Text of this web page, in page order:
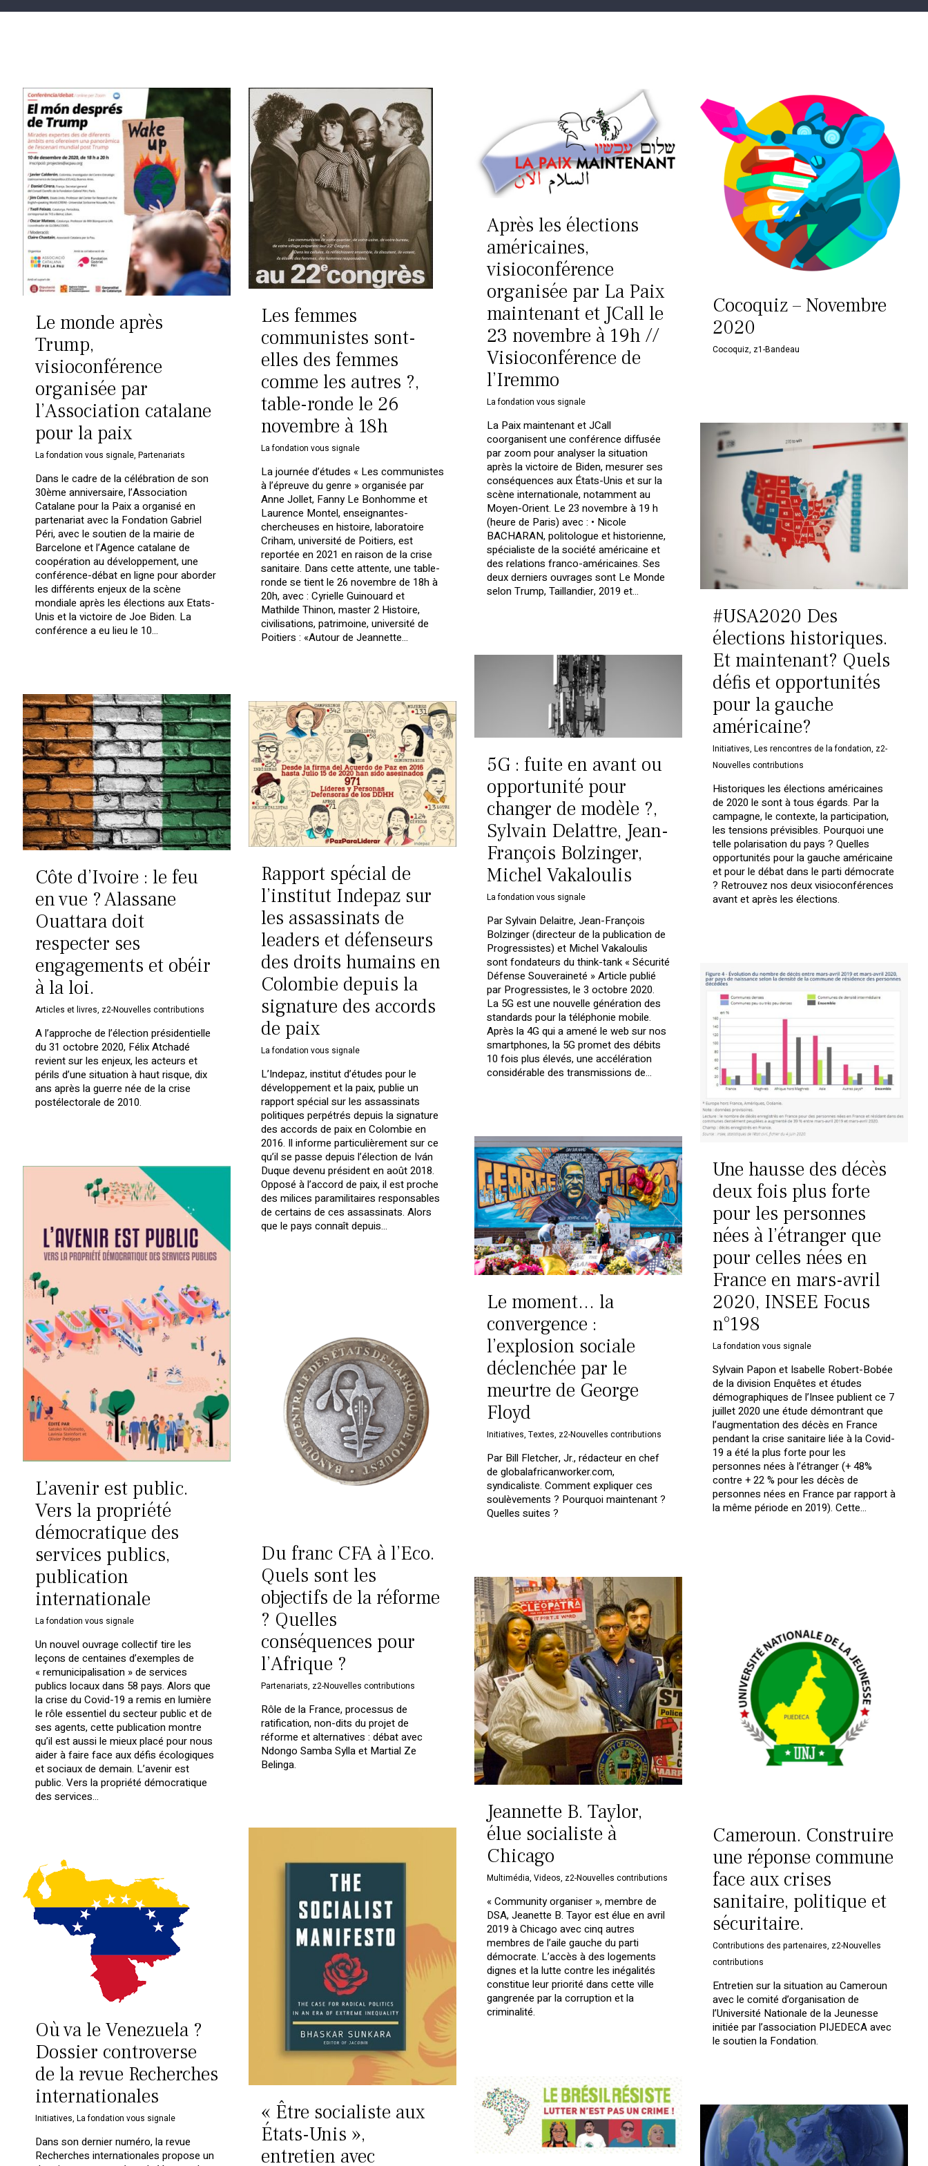
Votre panier est vide.
Retourner à la librairie
Le monde après
Trump,
visioconférence
organisée par
l’Association catalane
pour la paix
La fondation vous signale, Partenariats
Dans le cadre de la célébration de son
30ème anniversaire, l’Association
Catalane pour la Paix a organisé en
partenariat avec la Fondation Gabriel
Péri, avec le soutien de la mairie de
Barcelone et l’Agence catalane de
coopération au développement, une
conférence-débat en ligne pour aborder
les différents enjeux de la scène
mondiale après les élections aux Etats-
Unis et la victoire de Joe Biden. La
conférence a eu lieu le 10…
Les femmes
communistes sont-
elles des femmes
comme les autres ?,
table-ronde le 26
novembre à 18h
La fondation vous signale
La journée d’études « Les communistes
à l’épreuve du genre » organisée par
Anne Jollet, Fanny Le Bonhomme et
Laurence Montel, enseignantes-
chercheuses en histoire, laboratoire
Criham, université de Poitiers, est
reportée en 2021 en raison de la crise
sanitaire. Dans cette attente, une table-
ronde se tient le 26 novembre de 18h à
20h, avec : Cyrielle Guinouard et
Mathilde Thinon, master 2 Histoire,
civilisations, patrimoine, université de
Poitiers : «Autour de Jeannette…
Après les élections
américaines,
visioconférence
organisée par La Paix
maintenant et JCall le
23 novembre à 19h //
Visioconférence de
l’Iremmo
La fondation vous signale
La Paix maintenant et JCall
coorganisent une conférence diffusée
par zoom pour analyser la situation
après la victoire de Biden, mesurer ses
conséquences aux États-Unis et sur la
scène internationale, notamment au
Moyen-Orient. Le 23 novembre à 19 h
(heure de Paris) avec : • Nicole
BACHARAN, politologue et historienne,
spécialiste de la société américaine et
des relations franco-américaines. Ses
deux derniers ouvrages sont Le Monde
selon Trump, Taillandier, 2019 et...
Cocoquiz – Novembre
2020
Cocoquiz, z1-Bandeau
#USA2020 Des
élections historiques.
Et maintenant? Quels
défis et opportunités
pour la gauche
américaine?
Initiatives, Les rencontres de la fondation, z2-
Nouvelles contributions
Historiques les élections américaines
de 2020 le sont à tous égards. Par la
campagne, le contexte, la participation,
les tensions prévisibles. Pourquoi une
telle polarisation du pays ? Quelles
opportunités pour la gauche américaine
et pour le débat dans le parti démocrate
? Retrouvez nos deux visioconférences
avant et après les élections.
5G : fuite en avant ou
opportunité pour
changer de modèle ?,
Sylvain Delattre, Jean-
François Bolzinger,
Michel Vakaloulis
La fondation vous signale
Par Sylvain Delaitre, Jean-François
Bolzinger (directeur de la publication de
Progressistes) et Michel Vakaloulis
sont fondateurs du think-tank « Sécurité
Défense Souveraineté » Article publié
par Progressistes, le 3 octobre 2020.
La 5G est une nouvelle génération des
standards pour la téléphonie mobile.
Après la 4G qui a amené le web sur nos
smartphones, la 5G promet des débits
10 fois plus élevés, une accélération
considérable des transmissions de…
Côte d’Ivoire : le feu
en vue ? Alassane
Ouattara doit
respecter ses
engagements et obéir
à la loi.
Articles et livres, z2-Nouvelles contributions
A l’approche de l’élection présidentielle
du 31 octobre 2020, Félix Atchadé
revient sur les enjeux, les acteurs et
périls d’une situation à haut risque, dix
ans après la guerre née de la crise
postélectorale de 2010.
Rapport spécial de
l’institut Indepaz sur
les assassinats de
leaders et défenseurs
des droits humains en
Colombie depuis la
signature des accords
de paix
La fondation vous signale
L’Indepaz, institut d’études pour le
développement et la paix, publie un
rapport spécial sur les assassinats
politiques perpétrés depuis la signature
des accords de paix en Colombie en
2016. Il informe particulièrement sur ce
qu’il se passe depuis l’élection de Iván
Duque devenu président en août 2018.
Opposé à l’accord de paix, il est proche
des milices paramilitaires responsables
de certains de ces assassinats. Alors
que le pays connaît depuis…
Une hausse des décès
deux fois plus forte
pour les personnes
nées à l’étranger que
pour celles nées en
France en mars-avril
2020, INSEE Focus
n°198
La fondation vous signale
Sylvain Papon et Isabelle Robert-Bobée
de la division Enquêtes et études
démographiques de l’Insee publient ce 7
juillet 2020 une étude démontrant que
l’augmentation des décès en France
pendant la crise sanitaire liée à la Covid-
19 a été la plus forte pour les
personnes nées à l’étranger (+ 48%
contre + 22 % pour les décès de
personnes nées en France par rapport à
la même période en 2019). Cette…
Le moment… la
convergence :
l’explosion sociale
déclenchée par le
meurtre de George
Floyd
Initiatives, Textes, z2-Nouvelles contributions
Par Bill Fletcher, Jr., rédacteur en chef
de globalafricanworker.com,
syndicaliste. Comment expliquer ces
soulèvements ? Pourquoi maintenant ?
Quelles suites ?
L’avenir est public.
Vers la propriété
démocratique des
services publics,
publication
internationale
La fondation vous signale
Un nouvel ouvrage collectif tire les
leçons de centaines d’exemples de
« remunicipalisation » de services
publics locaux dans 58 pays. Alors que
la crise du Covid-19 a remis en lumière
le rôle essentiel du secteur public et de
ses agents, cette publication montre
qu’il est aussi le mieux placé pour nous
aider à faire face aux défis écologiques
et sociaux de demain. L’avenir est
public. Vers la propriété démocratique
des services…
Du franc CFA à l’Eco.
Quels sont les
objectifs de la réforme
? Quelles
conséquences pour
l’Afrique ?
Partenariats, z2-Nouvelles contributions
Rôle de la France, processus de
ratification, non-dits du projet de
réforme et alternatives : débat avec
Ndongo Samba Sylla et Martial Ze
Belinga.
Cameroun. Construire
une réponse commune
face aux crises
sanitaire, politique et
sécuritaire.
Contributions des partenaires, z2-Nouvelles
contributions
Entretien sur la situation au Cameroun
avec le comité d’organisation de
l’Université Nationale de la Jeunesse
initiée par l’association PIJEDECA avec
le soutien la Fondation.
Jeannette B. Taylor,
élue socialiste à
Chicago
Multimédia, Videos, z2-Nouvelles contributions
« Community organiser », membre de
DSA, Jeanette B. Tayor est élue en avril
2019 à Chicago avec cinq autres
membres de l’aile gauche du parti
démocrate. L’accès à des logements
dignes et la lutte contre les inégalités
constitue leur priorité dans cette ville
gangrenée par la corruption et la
criminalité.
« Être socialiste aux
États-Unis »,
entretien avec
Où va le Venezuela ?
Dossier controverse
de la revue Recherches
internationales
Initiatives, La fondation vous signale
Dans son dernier numéro, la revue
Recherches internationales propose un